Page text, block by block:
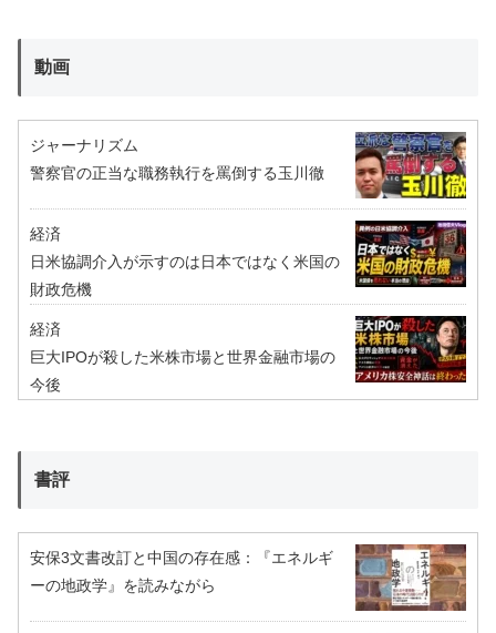
動画
ジャーナリズム
警察官の正当な職務執行を罵倒する玉川徹
経済
日米協調介入が示すのは日本ではなく米国の
財政危機
経済
巨大IPOが殺した米株市場と世界金融市場の
今後
書評
安保3文書改訂と中国の存在感：『エネルギ
ーの地政学』を読みながら